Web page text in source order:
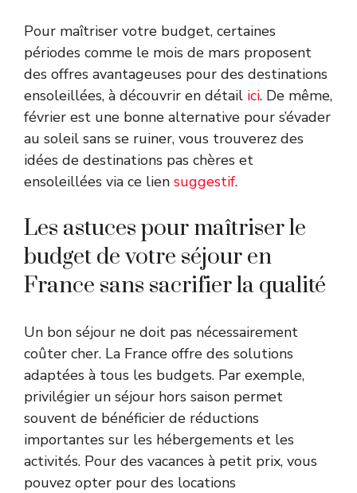
Pour maîtriser votre budget, certaines
périodes comme le mois de mars proposent
des offres avantageuses pour des destinations
ensoleillées, à découvrir en détail ici. De même,
février est une bonne alternative pour s’évader
au soleil sans se ruiner, vous trouverez des
idées de destinations pas chères et
ensoleillées via ce lien suggestif.
Les astuces pour maîtriser le
budget de votre séjour en
France sans sacrifier la qualité
Un bon séjour ne doit pas nécessairement
coûter cher. La France offre des solutions
adaptées à tous les budgets. Par exemple,
privilégier un séjour hors saison permet
souvent de bénéficier de réductions
importantes sur les hébergements et les
activités. Pour des vacances à petit prix, vous
pouvez opter pour des locations